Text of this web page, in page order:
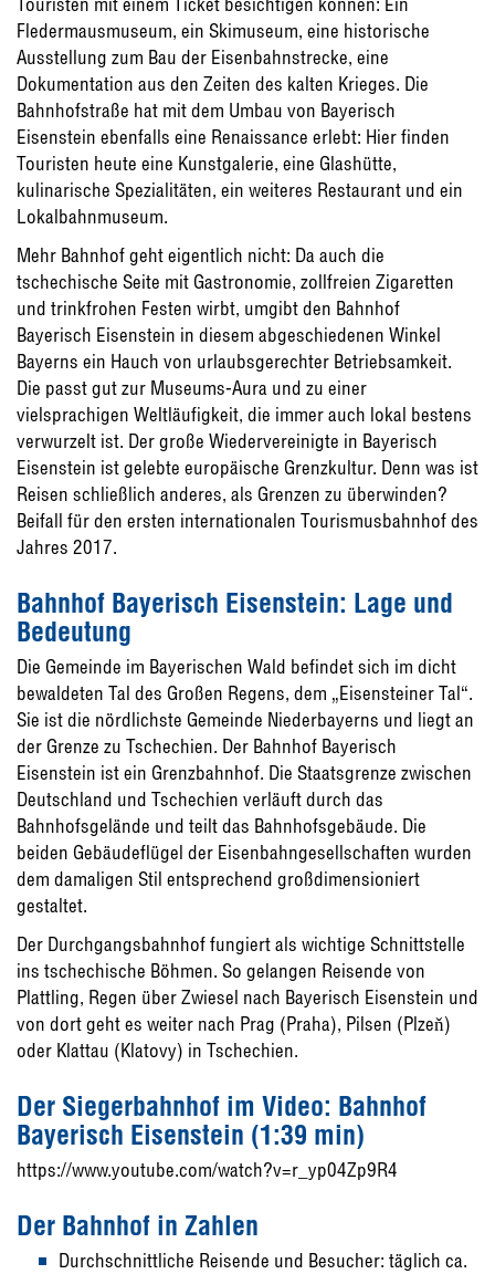
Fledermausmuseum, ein Skimuseum, eine historische
Ausstellung zum Bau der Eisenbahnstrecke, eine
Dokumentation aus den Zeiten des kalten Krieges. Die
Bahnhofstraße hat mit dem Umbau von Bayerisch
Eisenstein ebenfalls eine Renaissance erlebt: Hier finden
Touristen heute eine Kunstgalerie, eine Glashütte,
kulinarische Spezialitäten, ein weiteres Restaurant und ein
Lokalbahnmuseum.
Mehr Bahnhof geht eigentlich nicht: Da auch die
tschechische Seite mit Gastronomie, zollfreien Zigaretten
und trinkfrohen Festen wirbt, umgibt den Bahnhof
Bayerisch Eisenstein in diesem abgeschiedenen Winkel
Bayerns ein Hauch von urlaubsgerechter Betriebsamkeit.
Die passt gut zur Museums-Aura und zu einer
vielsprachigen Weltläufigkeit, die immer auch lokal bestens
verwurzelt ist. Der große Wiedervereinigte in Bayerisch
Eisenstein ist gelebte europäische Grenzkultur. Denn was ist
Reisen schließlich anderes, als Grenzen zu überwinden?
Beifall für den ersten internationalen Tourismusbahnhof des
Jahres 2017.
Bahnhof Bayerisch Eisenstein: Lage und
Bedeutung
Die Gemeinde im Bayerischen Wald befindet sich im dicht
bewaldeten Tal des Großen Regens, dem „Eisensteiner Tal“.
Sie ist die nördlichste Gemeinde Niederbayerns und liegt an
der Grenze zu Tschechien. Der Bahnhof Bayerisch
Eisenstein ist ein Grenzbahnhof. Die Staatsgrenze zwischen
Deutschland und Tschechien verläuft durch das
Bahnhofsgelände und teilt das Bahnhofsgebäude. Die
beiden Gebäudeflügel der Eisenbahngesellschaften wurden
dem damaligen Stil entsprechend großdimensioniert
gestaltet.
Der Durchgangsbahnhof fungiert als wichtige Schnittstelle
ins tschechische Böhmen. So gelangen Reisende von
Plattling, Regen über Zwiesel nach Bayerisch Eisenstein und
von dort geht es weiter nach Prag (Praha), Pilsen (Plzeň)
oder Klattau (Klatovy) in Tschechien.
Der Siegerbahnhof im Video: Bahnhof
Bayerisch Eisenstein (1:39 min)
https://www.youtube.com/watch?v=r_yp04Zp9R4
Der Bahnhof in Zahlen
Durchschnittliche Reisende und Besucher: täglich ca.